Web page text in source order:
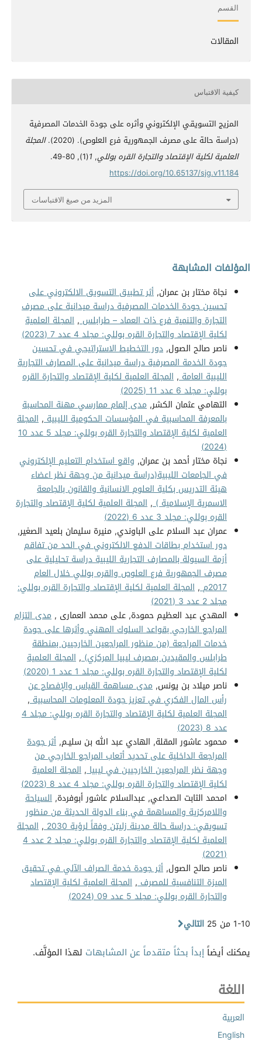
القسم
المقالات
كيفية الاقتباس
المزيج التسويقي الإلكتروني وأثره على جودة الخدمات المصرفية
(دراسة حالة على مصرف الجمهورية فرع العلوص). (2020).
المجلة
العلمية لكلية الإقتصاد والتجارة القره بوللي,
1
(1), 80-49.
https://doi.org/10.65137/sjg.v11.184
المزيد من صيغ الاقتباسات
المؤلفات المشابهة
نجاة مختار بن عمران, أثر تطبيق التسويق الالكتروني على
تحسين جودة الخدمات المصرفية دراسة ميدانية على مصرف
التجارة والتنمية فرع ذات العماد – طرابلس, المجلة العلمية
لكلية الإقتصاد والتجارة القره بوللي: مجلد 4 عدد 7 (2023)
ناصر صالح الصول, دور التخطيط الاستراتيجي في تحسين
جودة الخدمة المصرفية دراسة ميدانية على المصارف التجارية
الليبية العامة, المجلة العلمية لكلية الإقتصاد والتجارة القره
بوللي: مجلد 6 عدد 11 (2025)
التهامي عثمان الكشر, مدى إلمام ممارسي مهنة المحاسبة
بالمعرفة المحاسبية في المؤسسات الحكومية الليبية, المجلة
العلمية لكلية الإقتصاد والتجارة القره بوللي: مجلد 5 عدد 10
(2024)
نجاة مختار أحمد بن عمران, واقع استخدام التعليم الإلكتروني
في الجامعات الليبية(دراسة ميدانية من وجهة نظر اعضاء
هيئة التدريس بكلية العلوم الانسانية والقانون بالجامعة
الاسمرية الإسلامية ), المجلة العلمية لكلية الإقتصاد والتجارة
القره بوللي: مجلد 3 عدد 6 (2022)
عمران عبد السلام على الباوندي, منيرة سليمان بلعيد الصغير,
دور استخدام بطاقات الدفع الالكتروني في الحد من تفاقم
أزمة السيولة بالمصارف التجارية الليبية دراسة تحليلية على
مصرف الجمهورية فرع العلوص والقره بوللي خلال العام
2017م , المجلة العلمية لكلية الإقتصاد والتجارة القره بوللي:
مجلد 2 عدد 3 (2021)
المهدي عبد العظيم حمودة, على محمد العمارى , مدى التزام
المراجع الخارجي بقواعد السلوك المهني وأثرها على جودة
خدمات المراجعة (من منظور المراجعين الخارجيين بمنطقة
طرابلس والمقيدين بمصرف ليبيا المركزي), المجلة العلمية
لكلية الإقتصاد والتجارة القره بوللي: مجلد 1 عدد 1 (2020)
ناصر ميلاد بن يونس, مدى مساهمة القياس والإفصاح عن
رأس المال الفكري في تعزيز جودة المعلومات المحاسبية,
المجلة العلمية لكلية الإقتصاد والتجارة القره بوللي: مجلد 4
عدد 8 (2023)
محمود عاشور المقلة, الهادي عبد الله بن سليـم, أثر جودة
المراجعة الداخلية على تحديد أتعاب المراجع الخارجي من
وجهة نظر المراجعين الخارجيين في ليبيا, المجلة العلمية
لكلية الإقتصاد والتجارة القره بوللي: مجلد 4 عدد 8 (2023)
امحمد الثابت الصداعي, عبدالسلام عاشور أبوفردة, السياحة
واللامركزية والمساهمة في بناء الدولة الحديثة من منظور
تسويقي: دراسة حالة مدينة زليتن وفقاً لرؤية 2030
, المجلة
العلمية لكلية الإقتصاد والتجارة القره بوللي: مجلد 2 عدد 4
(2021)
ناصر صالح الصول, أثر جودة خدمة الصراف الآلي في تحقيق
الميزة التنافسية للمصرف, المجلة العلمية لكلية الإقتصاد
والتجارة القره بوللي: مجلد 5 عدد 09 (2024)
1-10 من 25
التالي
يمكنك أيضاًإبدأ بحثاً متقدماً عن المشابهات لهذا المؤلَّف.
اللغة
العربية
English